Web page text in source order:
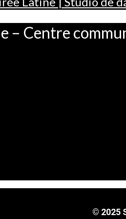
– Centre
© 2025